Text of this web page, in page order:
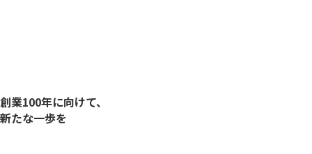
創業100年に向けて、
新たな一歩を